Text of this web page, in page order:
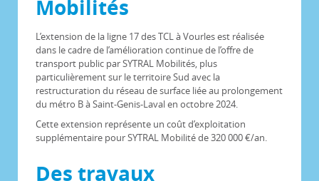
Mobilités
L’extension de la ligne 17 des TCL à Vourles est réalisée
dans le cadre de l’amélioration continue de l’offre de
transport public par SYTRAL Mobilités, plus
particulièrement sur le territoire Sud avec la
restructuration du réseau de surface liée au prolongement
du métro B à Saint-Genis-Laval en octobre 2024.
Cette extension représente un coût d’exploitation
supplémentaire pour SYTRAL Mobilité de 320 000 €/an.
Des travaux